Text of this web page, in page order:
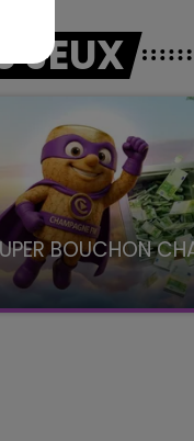
JEUX
BOUCHON
La Famille